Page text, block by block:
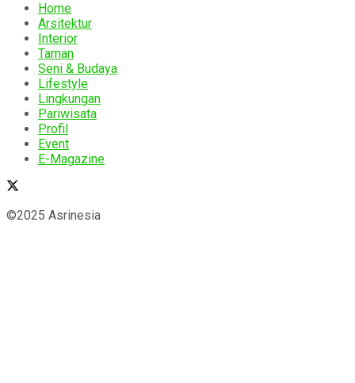
Home
Arsitektur
Interior
Taman
Seni & Budaya
Lifestyle
Lingkungan
Pariwisata
Profil
Event
E-Magazine
©2025 Asrinesia